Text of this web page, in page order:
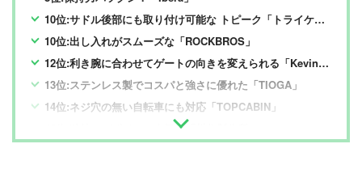
10位:サドル後部にも取り付け可能な トピーク「トライケージ WBC08000」
10位:出し入れがスムーズな「ROCKBROS」
12位:利き腕に合わせてゲートの向きを変えられる「Kevinhzq」
13位:ステンレス製でコスパと強さに優れた「TIOGA」
14位:ネジ穴の無い自転車にも対応「TOPCABIN」
15位:独特のデザインで人気の「川住製作所」